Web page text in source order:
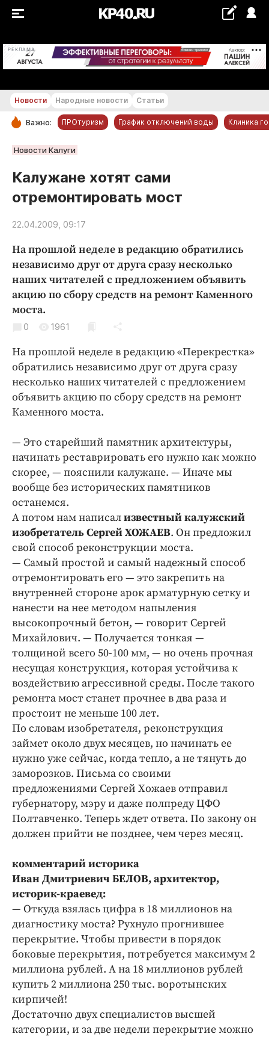
РЕКЛАМА +19...+20 °С
РУБРИКИ
Новости компаний
Статьи
Народные новости
Авто и транспорт
Благоустройство
Криминал
Культура
Недвижимость и ЖКХ
Образование
Общество
Погода
Праздники
Происшествия
Экономика и бизнес
ПРОЕКТЫ
Блоги
Издания
Медиаперсона
Интересное чтиво
Клиника года
Бренд года
Работодатель года
Новости Народные новости Статьи
Важно: ПРОтуризм График отключений воды Клиника
Новости Калуги
Калужане хотят сами
отремонтировать мост
22.04.2009, 09:17
На прошлой неделе в редакцию обратились
независимо друг от друга сразу несколько
наших читателей с предложением объявить
акцию по сбору средств на ремонт Каменного
моста.
0 1961
На прошлой неделе в редакцию «Перекрестка»
обратились независимо друг от друга сразу
несколько наших читателей с предложением
объявить акцию по сбору средств на ремонт
Каменного моста.
— Это старейший памятник архитектуры,
начинать реставрировать его нужно как можно
скорее, — пояснили калужане. — Иначе мы
вообще без исторических памятников
останемся.
А потом нам написализвестный калужский
изобретатель Сергей ХОЖАЕВ. Он предложил
свой способ реконструкции моста.
— Самый простой и самый надежный способ
отремонтировать его — это закрепить на
внутренней стороне арок арматурную сетку и
нанести на нее методом напыления
высокопрочный бетон, — говорит Сергей
Михайлович. — Получается тонкая —
толщиной всего 50-100 мм, — но очень прочная
несущая конструкция, которая устойчива к
воздействию агрессивной среды. После такого
ремонта мост станет прочнее в два раза и
простоит не меньше 100 лет.
По словам изобретателя, реконструкция
займет около двух месяцев, но начинать ее
нужно уже сейчас, когда тепло, а не тянуть до
заморозков. Письма со своими
предложениями Сергей Хожаев отправил
губернатору, мэру и даже полпреду ЦФО
Полтавченко. Теперь ждет ответа. По закону он
должен прийти не позднее, чем через месяц.
комментарий историка
Иван Дмитриевич БЕЛОВ, архитектор,
историк-краевед:
— Откуда взялась цифра в 18 миллионов на
диагностику моста? Рухнуло прогнившее
перекрытие. Чтобы привести в порядок
боковые перекрытия, потребуется максимум 2
миллиона рублей. А на 18 миллионов рублей
купить 2 миллиона 250 тыс. воротынских
кирпичей!
Достаточно двух специалистов высшей
категории, и за две недели перекрытие можно